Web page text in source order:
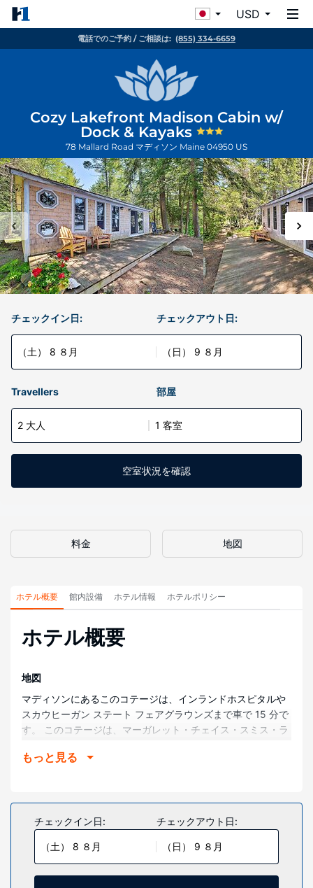
USD
電話でのご予約 / ご相談は: (855) 334-6659
Cozy Lakefront Madison Cabin w/
Dock & Kayaks
78 Mallard Road マディソン Maine 04950 US
チェックイン日:
（土） 8 ８月
チェックアウト日:
（日） 9 ８月
Travellers 部屋
2 大人 1 客室
空室状況を確認
料金 地図
ホテル概要 館内設備 ホテル情報 ホテルポリシー
ホテル概要
地図
マディソンにあるこのコテージは、インランドホスピタルや
スカウヒーガン ステート フェアグラウンズまで車で 15 分で
す。 このコテージは、マーガレット・チェイス・スミス・ラ
あります。
コテージにはオーブンとコンロ付きのキッチンが備わり、快
適にお過ごしいただけます。専用のパティオがあります。
便利なWiFi (無料)、バーベキューグリルなどをご利用いただ
けます。
もっと見る
チェックイン日:
（土） 8 ８月
チェックアウト日:
（日） 9 ８月